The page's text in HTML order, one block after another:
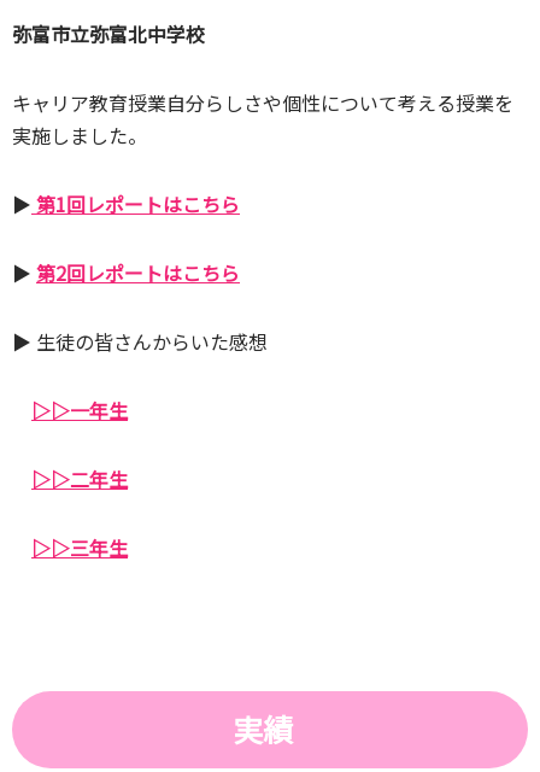
弥富市立弥富北中学校
キャリア教育授業自分らしさや個性について考える授業を
実施しました。
▶ 第1回レポートはこちら
▶ 第2回レポートはこちら
▶ 生徒の皆さんからいた感想
▷▷一年生
▷▷二年生
▷▷三年生
実績